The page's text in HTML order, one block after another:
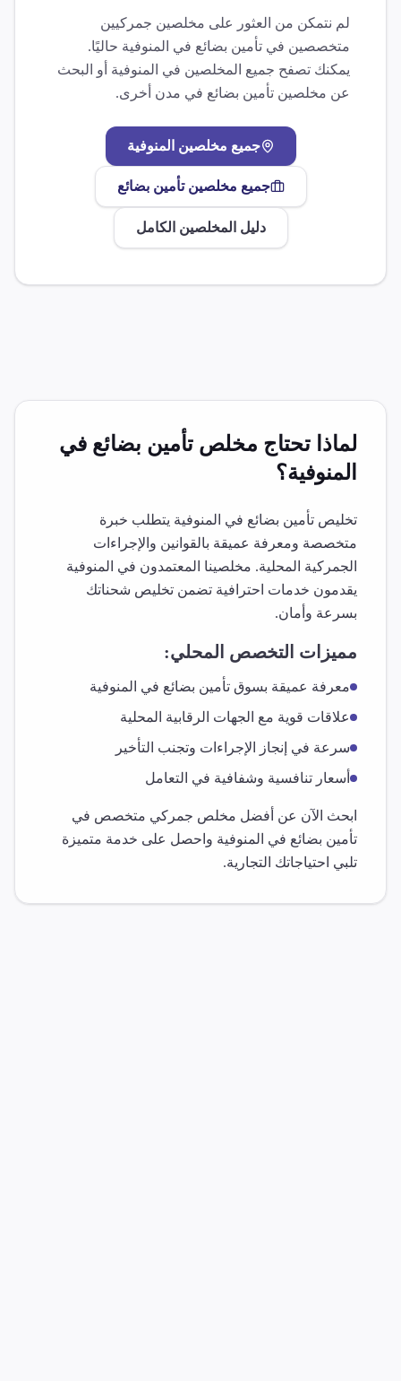
لم نتمكن من العثور على مخلصين جمركيين
متخصصين في تأمين بضائع في المنوفية حاليًا.
يمكنك تصفح جميع المخلصين في المنوفية أو البحث
عن مخلصين تأمين بضائع في مدن أخرى.
جميع مخلصين المنوفية
جميع مخلصينتأمين بضائع
دليل المخلصين الكامل
لماذا تحتاج مخلص تأمين بضائع في
المنوفية؟
تخليص تأمين بضائع في المنوفية يتطلب خبرة
متخصصة ومعرفة عميقة بالقوانين والإجراءات
الجمركية المحلية. مخلصينا المعتمدون في المنوفية
يقدمون خدمات احترافية تضمن تخليص شحناتك
بسرعة وأمان.
مميزات التخصص المحلي:
معرفة عميقة بسوق تأمين بضائع في المنوفية
علاقات قوية مع الجهات الرقابية المحلية
سرعة في إنجاز الإجراءات وتجنب التأخير
أسعار تنافسية وشفافية في التعامل
ابحث الآن عن أفضل مخلص جمركي متخصص في
تأمين بضائع في المنوفية واحصل على خدمة متميزة
تلبي احتياجاتك التجارية.